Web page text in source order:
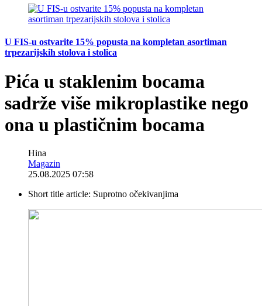
U FIS-u ostvarite 15% popusta na kompletan asortiman
trpezarijskih stolova i stolica
Pića u staklenim bocama
sadrže više mikroplastike nego
ona u plastičnim bocama
Hina
Magazin
25.08.2025 07:58
Short title article: Suprotno očekivanjima